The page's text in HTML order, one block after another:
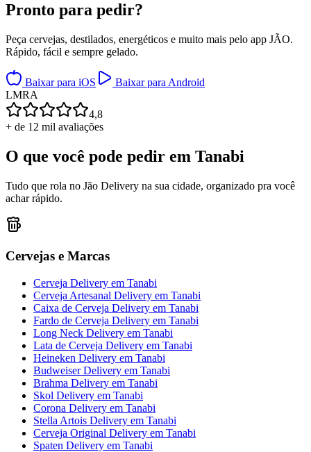
Pronto para pedir?
Peça cervejas, destilados, energéticos e muito mais pelo app JÃO.
Rápido, fácil e sempre gelado.
Baixar para iOS
Baixar para Android
LMRA
4,8
+ de 12 mil avaliações
O que você pode pedir em Tanabi
Tudo que rola no Jão Delivery na sua cidade, organizado pra você
achar rápido.
Cervejas e Marcas
Cerveja Delivery em Tanabi
Cerveja Artesanal Delivery em Tanabi
Caixa de Cerveja Delivery em Tanabi
Fardo de Cerveja Delivery em Tanabi
Long Neck Delivery em Tanabi
Lata de Cerveja Delivery em Tanabi
Heineken Delivery em Tanabi
Budweiser Delivery em Tanabi
Brahma Delivery em Tanabi
Skol Delivery em Tanabi
Corona Delivery em Tanabi
Stella Artois Delivery em Tanabi
Cerveja Original Delivery em Tanabi
Spaten Delivery em Tanabi